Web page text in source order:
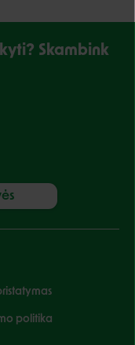
Skambink
politika